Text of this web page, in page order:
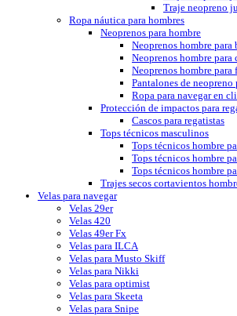
Traje neopreno
Ropa náutica para hombres
Neoprenos para hombre
Neoprenos hombre para
Neoprenos hombre
Neoprenos hombre para
Pantalones de neopreno
Ropa para navegar en
Protección de impactos para
Cascos para regatistas
Tops técnicos masculinos
Tops técnicos hombre
Tops técnicos hombre
Tops técnicos hombre
Trajes secos cortavientos
Velas para navegar
Velas 29er
Velas 420
Velas 49er Fx
Velas para ILCA
Velas para Musto Skiff
Velas para Nikki
Velas para optimist
Velas para Skeeta
Velas para Snipe